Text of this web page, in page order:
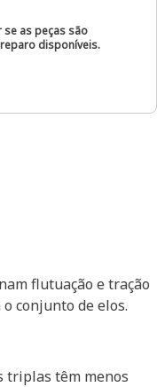
se as peças são
disponíveis.
flutuação e tração
conjunto de elos.
triplas têm menos